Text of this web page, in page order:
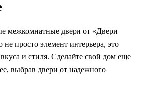
межкомнатные двери от «Двери
просто элемент интерьера, это
и стиля. Сделайте свой дом еще
выбрав двери от надежного